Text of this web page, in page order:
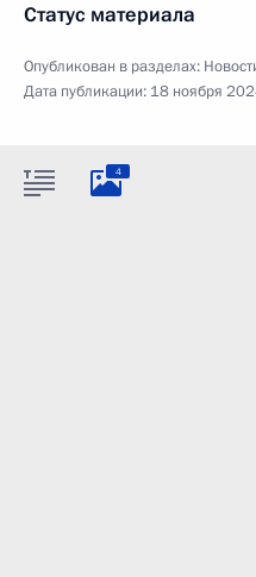
Статус материала
Опубликован в разделах:
Дата публикации: 18 ноября
4